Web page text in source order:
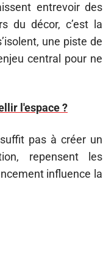
entrevoir des
du décor, c’est la
une piste de
central pour ne
l'espace ?
pas à créer un
repensent les
influence la